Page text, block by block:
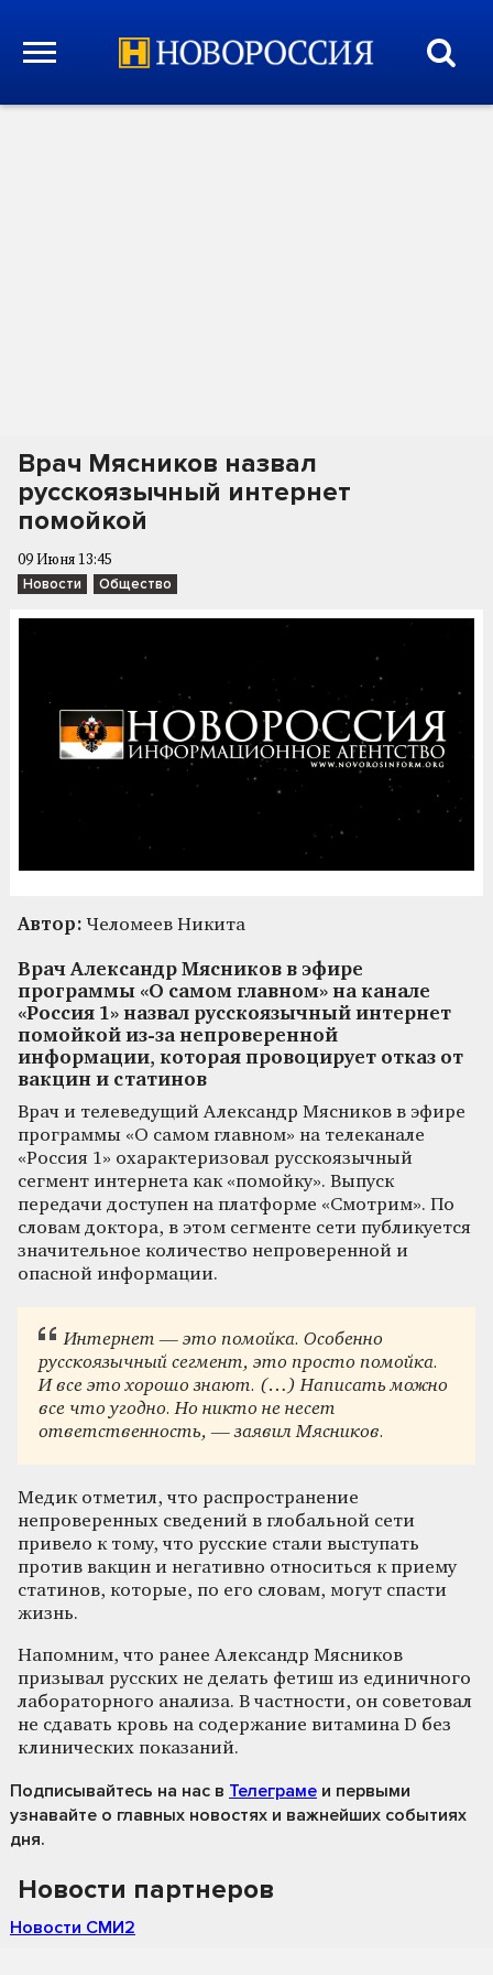
Врач Мясников назвал
русскоязычный интернет
помойкой
09 Июня 13:45
Новости Общество
Автор: Челомеев Никита
Врач Александр Мясников в эфире
программы «О самом главном» на канале
«Россия 1» назвал русскоязычный интернет
помойкой из-за непроверенной
информации, которая провоцирует отказ от
вакцин и статинов
Врач и телеведущий Александр Мясников в эфире
программы «О самом главном» на телеканале
«Россия 1» охарактеризовал русскоязычный
сегмент интернета как «помойку». Выпуск
передачи доступен на платформе «Смотрим». По
словам доктора, в этом сегменте сети публикуется
значительное количество непроверенной и
опасной информации.
Интернет — это помойка. Особенно
русскоязычный сегмент, это просто помойка.
И все это хорошо знают. (…) Написать можно
все что угодно. Но никто не несет
ответственность, — заявил Мясников.
Медик отметил, что распространение
непроверенных сведений в глобальной сети
привело к тому, что русские стали выступать
против вакцин и негативно относиться к приему
статинов, которые, по его словам, могут спасти
жизнь.
Напомним, что ранее Александр Мясников
призывал русских не делать фетиш из единичного
лабораторного анализа. В частности, он советовал
не сдавать кровь на содержание витамина D без
клинических показаний.
Подписывайтесь на нас в Телеграме и первыми
узнавайте о главных новостях и важнейших событиях
дня.
Новости партнеров
Новости СМИ2